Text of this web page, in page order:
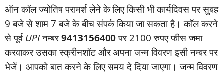
ऑन कॉल ज्‍योतिष परामर्श लेने के लिए किसी भी कार्यदिवस पर सुबह
9 बजे से शाम 7 बजे के बीच संपर्क किया जा सकता है। कॉल करने
से पूर्वUPIनम्‍बर9413156400पर 2100 रुपए फीस जमा
करवाकर उसका स्‍क्रीनशॉट और अपना जन्‍म विवरण इसी नम्‍बर पर
भेजें। आपको बात करने के लिए समय दे दिया जाएगा। जन्‍म विवरण